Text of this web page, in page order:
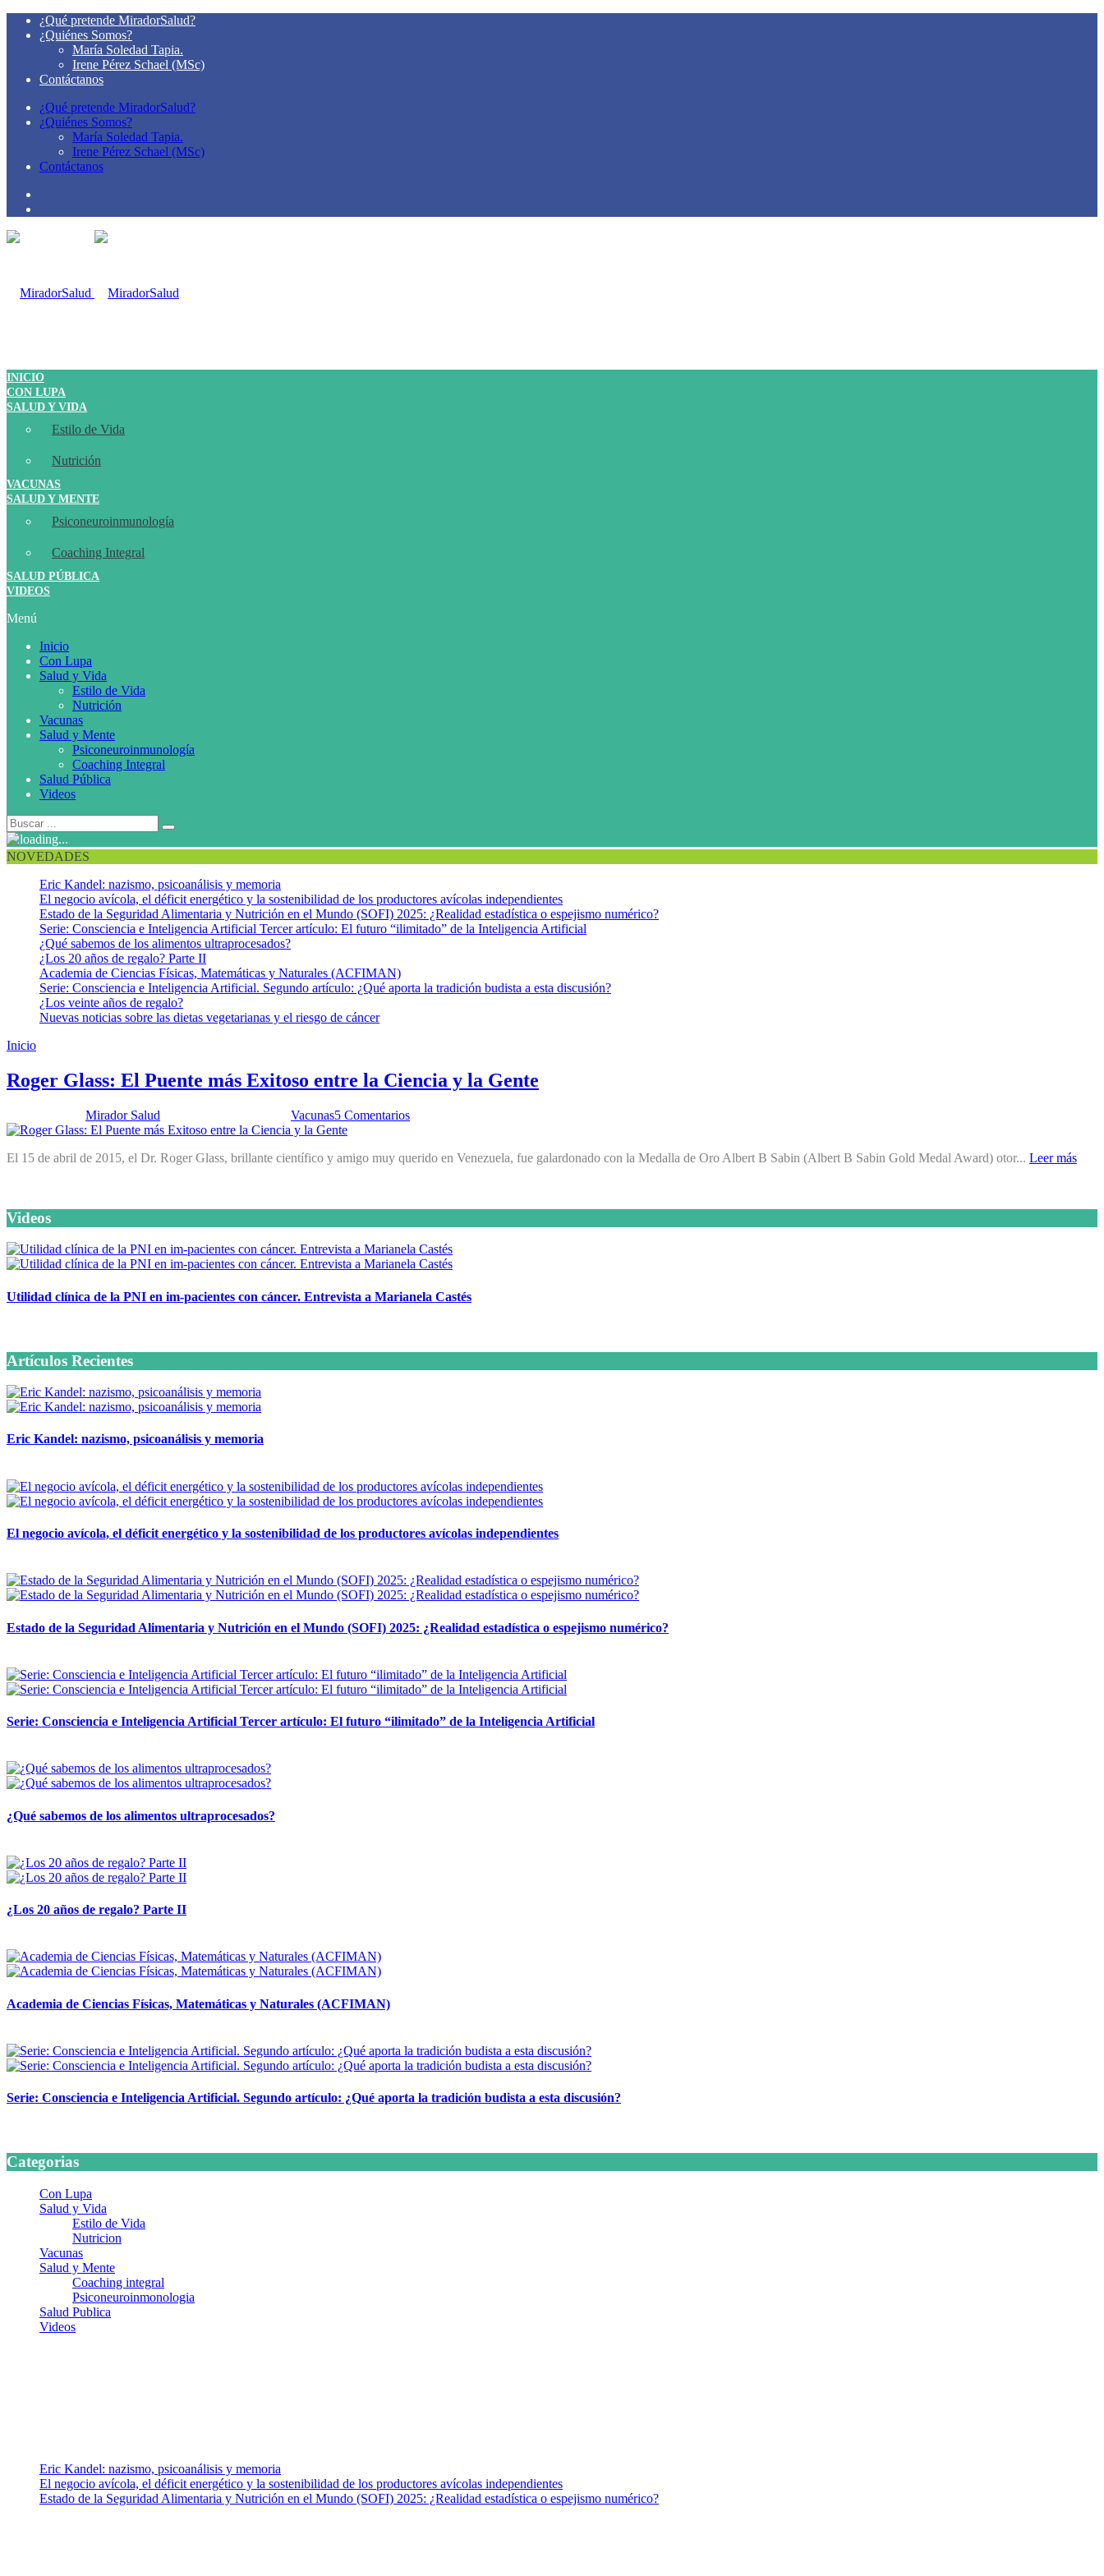
¿Qué pretende MiradorSalud?
¿Quiénes Somos?
María Soledad Tapia.
Irene Pérez Schael (MSc)
Contáctanos
¿Qué pretende MiradorSalud?
¿Quiénes Somos?
María Soledad Tapia.
Irene Pérez Schael (MSc)
Contáctanos
INICIO
CON LUPA
SALUD Y VIDA
Estilo de Vida
Nutrición
VACUNAS
SALUD Y MENTE
Psiconeuroinmunología
Coaching Integral
SALUD PÚBLICA
VIDEOS
Menú
Inicio
Con Lupa
Salud y Vida
Estilo de Vida
Nutrición
Vacunas
Salud y Mente
Psiconeuroinmunología
Coaching Integral
Salud Pública
Videos
NOVEDADES
Eric Kandel: nazismo, psicoanálisis y memoria
El negocio avícola, el déficit energético y la sostenibilidad de los productores avícolas independientes
Estado de la Seguridad Alimentaria y Nutrición en el Mundo (SOFI) 2025: ¿Realidad estadística o espejismo numérico?
Serie: Consciencia e Inteligencia Artificial Tercer artículo: El futuro “ilimitado” de la Inteligencia Artificial
¿Qué sabemos de los alimentos ultraprocesados?
¿Los 20 años de regalo? Parte II
Academia de Ciencias Físicas, Matemáticas y Naturales (ACFIMAN)
Serie: Consciencia e Inteligencia Artificial. Segundo artículo: ¿Qué aporta la tradición budista a esta discusión?
¿Los veinte años de regalo?
Nuevas noticias sobre las dietas vegetarianas y el riesgo de cáncer
Inicio
Roger Glass: El Puente más Exitoso entre la Ciencia y la Gente
Mirador Salud Vacunas5 Comentarios
El 15 de abril de 2015, el Dr. Roger Glass, brillante científico y amigo muy querido en Venezuela, fue galardonado con la Medalla de Oro Albert B Sabin (Albert B Sabin Gold Medal Award) otor... Leer más
Videos
Utilidad clínica de la PNI en im-pacientes con cáncer. Entrevista a Marianela Castés
Artículos Recientes
Eric Kandel: nazismo, psicoanálisis y memoria
El negocio avícola, el déficit energético y la sostenibilidad de los productores avícolas independientes
Estado de la Seguridad Alimentaria y Nutrición en el Mundo (SOFI) 2025: ¿Realidad estadística o espejismo numérico?
Serie: Consciencia e Inteligencia Artificial Tercer artículo: El futuro “ilimitado” de la Inteligencia Artificial
¿Qué sabemos de los alimentos ultraprocesados?
¿Los 20 años de regalo? Parte II
Academia de Ciencias Físicas, Matemáticas y Naturales (ACFIMAN)
Serie: Consciencia e Inteligencia Artificial. Segundo artículo: ¿Qué aporta la tradición budista a esta discusión?
Categorias
Con Lupa
Salud y Vida
Estilo de Vida
Nutricion
Vacunas
Salud y Mente
Coaching integral
Psiconeuroinmonologia
Salud Publica
Videos
Eric Kandel: nazismo, psicoanálisis y memoria
El negocio avícola, el déficit energético y la sostenibilidad de los productores avícolas independientes
Estado de la Seguridad Alimentaria y Nutrición en el Mundo (SOFI) 2025: ¿Realidad estadística o espejismo numérico?